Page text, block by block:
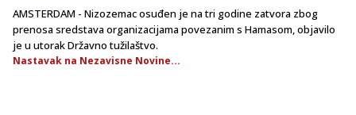
​AMSTERDAM - Nizozemac osuđen je na tri godine zatvora zbog
prenosa sredstava organizacijama povezanim s Hamasom, objavilo
je u utorak Državno tužilaštvo.
Nastavak na Nezavisne Novine...